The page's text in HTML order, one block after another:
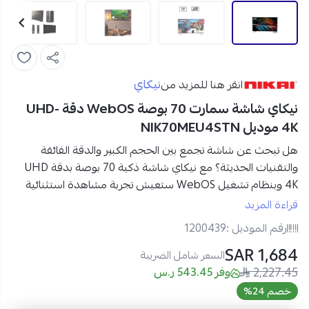
انقر هنا للمزيد مننيكاي
نيكاي شاشة سمارت 70 بوصة WebOS دقة UHD-
4K موديل NIK70MEU4STN
هل تبحث عن شاشة تجمع بين الحجم الكبير والدقة الفائقة
والتقنيات الحديثة؟ مع
نيكاي شاشة ذكية 70 بوصة بدقة UHD
4K وبنظام تشغيل WebOS ستعيش تجربة مشاهدة استثنائية
بألوان نابضة بالحياة
الواقع.
مواصفات نيكاي شاشة ذكية 70 بوصة في السعودية:
العلامة التجارية:نيكاي
رقم الموديل:
قراءة المزيد
رقم الموديل :1200439
1,684 SAR السعر شامل الضريبة
2,227.45 وفر 543.45 ر.س
خصم 24%